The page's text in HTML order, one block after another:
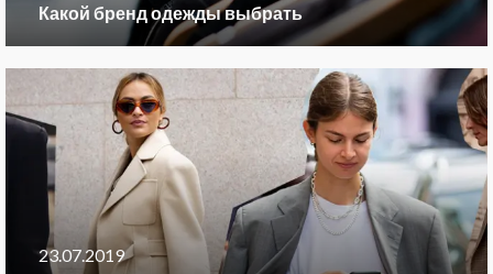
Какой бренд одежды выбрать
23.07.2019